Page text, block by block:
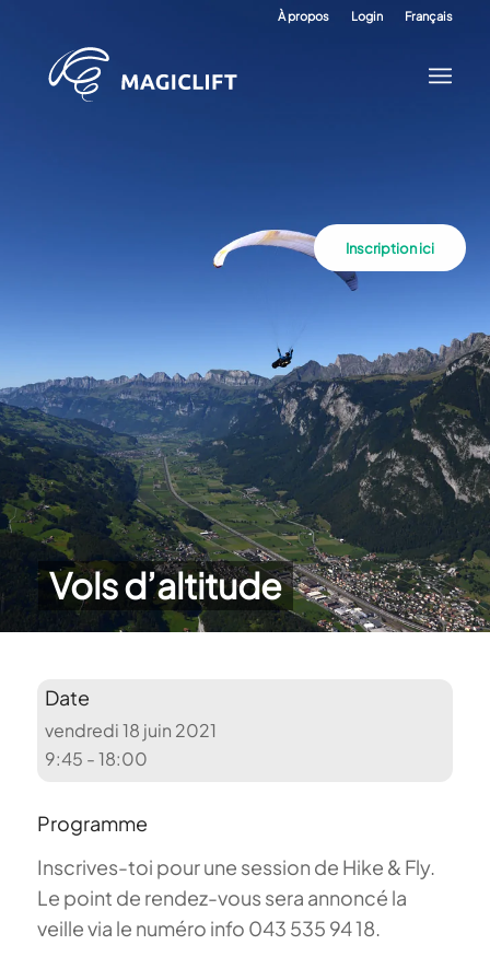
À propos Login Français
Vols d’altitude
Inscription ici
Date
vendredi 18 juin 2021
9:45 - 18:00
Programme
Inscrives-toi pour une session de Hike & Fly.
Le point de rendez-vous sera annoncé la
veille via le numéro info 043 535 94 18.